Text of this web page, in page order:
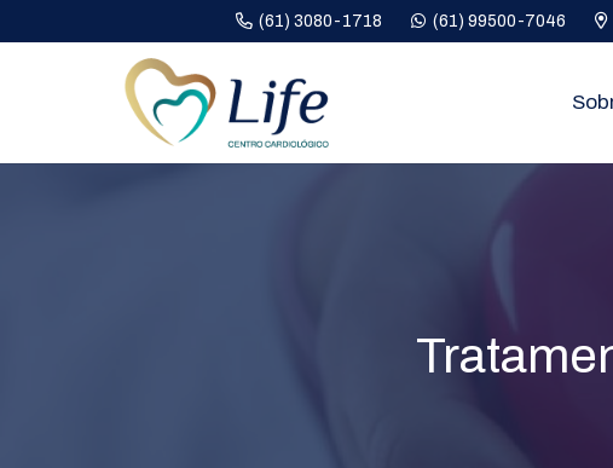
(61) 3080-1718 (61) 99500-7046